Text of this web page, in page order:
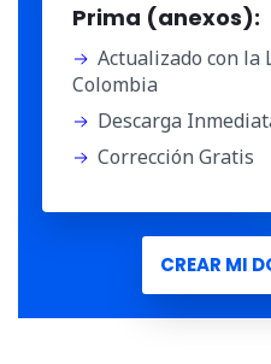
Prima (anexos):
Actualizado con la
Colombia
Descarga
Corrección Gratis
CREAR MI